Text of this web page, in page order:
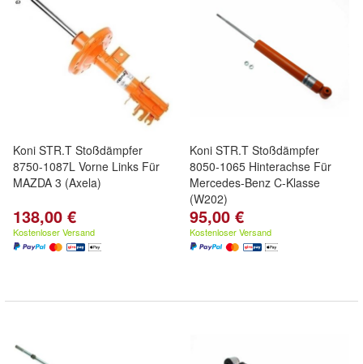
Koni STR.T Stoßdämpfer
8750-1087L Vorne Links Für
MAZDA 3 (Axela)
138,00 €
Kostenloser Versand
Koni STR.T Stoßdämpfer
8050-1065 Hinterachse Für
Mercedes-Benz C-Klasse
(W202)
95,00 €
Kostenloser Versand